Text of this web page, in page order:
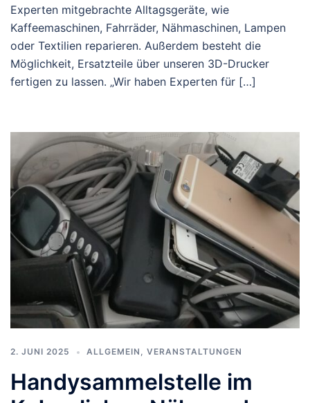
Experten mitgebrachte Alltagsgeräte, wie
Kaffeemaschinen, Fahrräder, Nähmaschinen, Lampen
oder Textilien reparieren. Außerdem besteht die
Möglichkeit, Ersatzteile über unseren 3D-Drucker
fertigen zu lassen. „Wir haben Experten für […]
2. JUNI 2025 ALLGEMEIN , VERANSTALTUNGEN
Handysammelstelle im